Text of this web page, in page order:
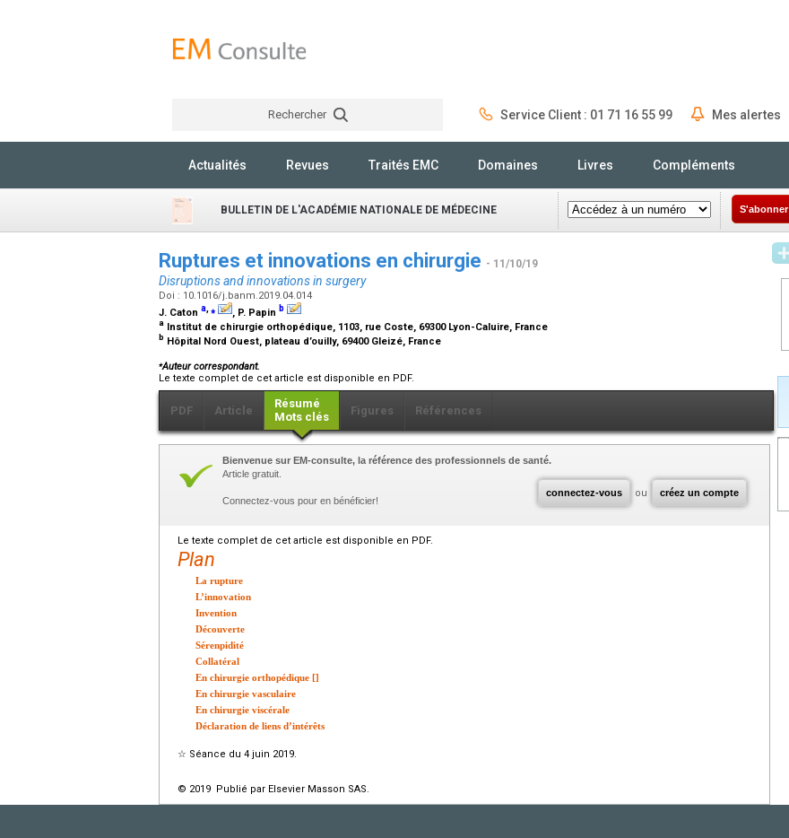
Rechercher Service Client : 01 71 16 55 99 Mes alertes
Actualités Revues Traités EMC Domaines Livres Compléments
BULLETIN DE L'ACADÉMIE NATIONALE DE MÉDECINE S'abonner
Ruptures et innovations en chirurgie - 11/10/19
Disruptions and innovations in surgery
Doi : 10.1016/j.banm.2019.04.014
J. Caton a,⁎ , P. Papin b
a Institut de chirurgie orthopédique, 1103, rue Coste, 69300 Lyon-Caluire, France
b Hôpital Nord Ouest, plateau d’ouilly, 69400 Gleizé, France
⁎Auteur correspondant.
Le texte complet de cet article est disponible en PDF.
PDF Article
Résumé
Mots clés
Figures Références
connectez-vous ou créez un compte
Bienvenue sur EM-consulte, la référence des professionnels de santé.
Article gratuit.
Connectez-vous pour en bénéficier!
Le texte complet de cet article est disponible en PDF.
Plan
La rupture
L’innovation
Invention
Découverte
Sérenpidité
Collatéral
En chirurgie orthopédique []
En chirurgie vasculaire
En chirurgie viscérale
Déclaration de liens d’intérêts
☆ Séance du 4 juin 2019.
© 2019 Publié par Elsevier Masson SAS.